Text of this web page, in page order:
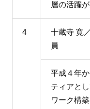
層の活躍
4
十蔵寺 寛
員
平成４年
ティアと
ワーク構